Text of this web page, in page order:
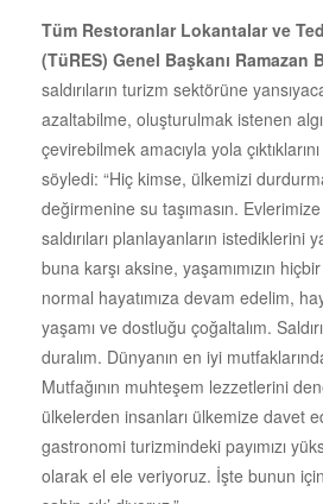
Tüm Restoranlar Lokantalar ve
(TüRES) Genel Başkanı Ramazan
saldırıların turizm sektörüne
azaltabilme, oluşturulmak istenen
çevirebilmek amacıyla yola
söyledi: “Hiç kimse, ülkemizi
değirmenine su taşımasın. Evlerimize
saldırıları planlayanların istediklerini
buna karşı aksine, yaşamımızın
normal hayatımıza devam edelim,
yaşamı ve dostluğu çoğaltalım.
duralım. Dünyanın en iyi
Mutfağının muhteşem lezzetlerini
ülkelerden insanları ülkemize davet
gastronomi turizmindeki payımızı
olarak el ele veriyoruz. İşte bunun için